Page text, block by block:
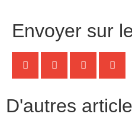
Envoyer sur
D'autres